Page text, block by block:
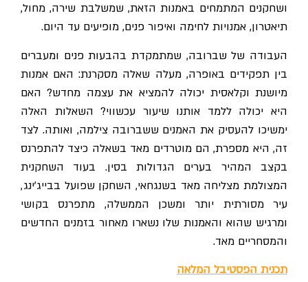
ושחקנים המתמחים באמנות הזאת, שמשלבת שירה, מחול,
תיאטרון, אמנויות לחימה ואיפור פנים, מופיעים עד היום.
העבודה של שברובה, שמתמקדת בהבעות פנים ומעברים
בין תפקידים באופרה, מעלה שאלה מסקרנת: האם אמנות
מיושנת וקלאסית יכולה להמציא את עצמה מחדש? האם
היא יכולה ללמד אותנו שיעור עכשווי? השאלות האלה
ימשיכו להעסיק את האמנים ששברובה צילמה, ואותה. לצד
זה, היא מספרת, הם מוטרדים מאד בשאלה כיצד להתפרנס
בקצב המהיר בערים הגדולות בסין. בעוד השחקנית
המצולמת מצליחה מאד בשנגחאי, השחקן שפועל בבייג'ינג,
עיר מסורתית יותר ומשכן הממשלה, מתפרנס בקושי
ומרגיש שהוא והאמנות שלו נשארו מאחור בזמנים החדשים
והמסחריים מאד.
תכנית הפסטיבל המלאה